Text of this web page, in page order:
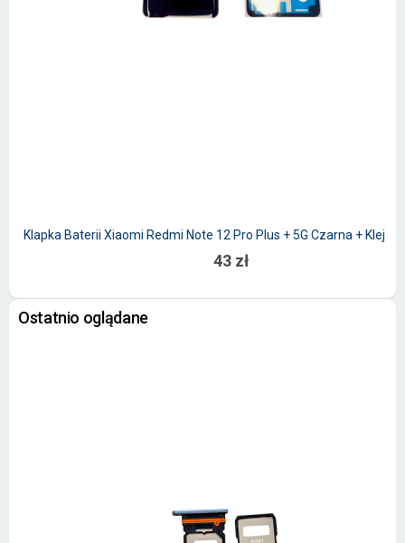
Klapka Baterii Xiaomi Redmi Note 12 Pro Plus + 5G Czarna + Klej /
43 zł
Ostatnio oglądane